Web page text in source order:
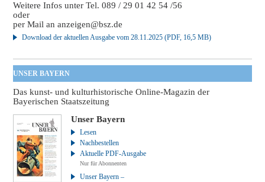
Weitere Infos unter Tel. 089 / 29 01 42 54 /56
oder
per Mail ananzeigen@bsz.de
Download der aktuellen Ausgabe vom 28.11.2025 (PDF, 16,5 MB)
UNSER BAYERN
Das kunst- und kulturhistorische Online-Magazin der
Bayerischen Staatszeitung
Unser Bayern
Lesen
Nachbestellen
Aktuelle PDF-Ausgabe
Nur für Abonnenten
Unser Bayern –